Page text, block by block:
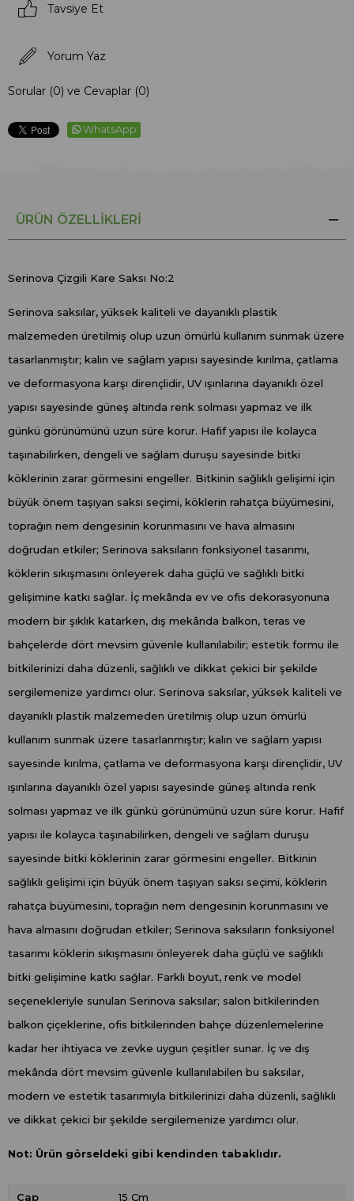
Tavsiye Et
Yorum Yaz
Sorular (0) ve Cevaplar (0)
WhatsApp
ÜRÜN ÖZELLIKLERI
Serinova Çizgili Kare Saksı No:2
Serinova saksılar, yüksek kaliteli ve dayanıklı plastik
malzemeden üretilmiş olup uzun ömürlü kullanım sunmak üzere
tasarlanmıştır; kalın ve sağlam yapısı sayesinde kırılma, çatlama
ve deformasyona karşı dirençlidir, UV ışınlarına dayanıklı özel
yapısı sayesinde güneş altında renk solması yapmaz ve ilk
günkü görünümünü uzun süre korur. Hafif yapısı ile kolayca
taşınabilirken, dengeli ve sağlam duruşu sayesinde bitki
köklerinin zarar görmesini engeller. Bitkinin sağlıklı gelişimi için
büyük önem taşıyan saksı seçimi, köklerin rahatça büyümesini,
toprağın nem dengesinin korunmasını ve hava almasını
doğrudan etkiler; Serinova saksıların fonksiyonel tasarımı,
köklerin sıkışmasını önleyerek daha güçlü ve sağlıklı bitki
gelişimine katkı sağlar. İç mekânda ev ve ofis dekorasyonuna
modern bir şıklık katarken, dış mekânda balkon, teras ve
bahçelerde dört mevsim güvenle kullanılabilir; estetik formu ile
bitkilerinizi daha düzenli, sağlıklı ve dikkat çekici bir şekilde
sergilemenize yardımcı olur. Serinova saksılar, yüksek kaliteli ve
dayanıklı plastik malzemeden üretilmiş olup uzun ömürlü
kullanım sunmak üzere tasarlanmıştır; kalın ve sağlam yapısı
sayesinde kırılma, çatlama ve deformasyona karşı dirençlidir, UV
ışınlarına dayanıklı özel yapısı sayesinde güneş altında renk
solması yapmaz ve ilk günkü görünümünü uzun süre korur. Hafif
yapısı ile kolayca taşınabilirken, dengeli ve sağlam duruşu
sayesinde bitki köklerinin zarar görmesini engeller. Bitkinin
sağlıklı gelişimi için büyük önem taşıyan saksı seçimi, köklerin
rahatça büyümesini, toprağın nem dengesinin korunmasını ve
hava almasını doğrudan etkiler; Serinova saksıların fonksiyonel
tasarımı köklerin sıkışmasını önleyerek daha güçlü ve sağlıklı
bitki gelişimine katkı sağlar. Farklı boyut, renk ve model
seçenekleriyle sunulan Serinova saksılar; salon bitkilerinden
balkon çiçeklerine, ofis bitkilerinden bahçe düzenlemelerine
kadar her ihtiyaca ve zevke uygun çeşitler sunar. İç ve dış
mekânda dört mevsim güvenle kullanılabilen bu saksılar,
modern ve estetik tasarımıyla bitkilerinizi daha düzenli, sağlıklı
ve dikkat çekici bir şekilde sergilemenize yardımcı olur.
Not: Ürün görseldeki gibi kendinden tabaklıdır.
Çap 15 Cm